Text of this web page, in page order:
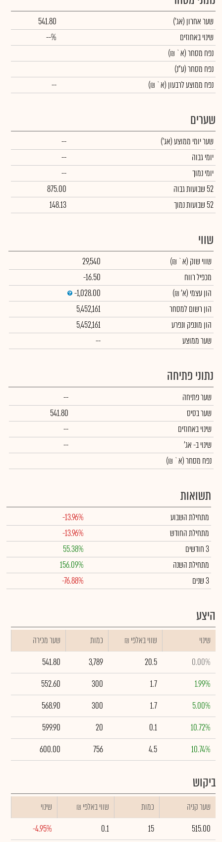
שער אחרון (אג')
541.80
שינוי באחוזים
--%
נפח מסחר(א` ₪)
נפח מסחר(ע"נ)
נפח ממוצע לרבעון (א` ₪)
--
שערים
שער יומי ממוצע(אג')
--
יומי גבוה
--
יומי נמוך
--
52 שבועות גבוה
875.00
52 שבועות נמוך
148.13
שווי
שווי שוק (א` ₪)
29,540
מכפיל רווח
-16.50
הון עצמי (א' ₪)
-1,028.00
הון רשום למסחר
5,452,161
הון מונפק ונפרע
5,452,161
שער ממוצע
--
נתוני פתיחה
שער פתיחה
--
שער בסיס
541.80
שינוי באחוזים
--
שינויב- אג'
--
נפח מסחר(א` ₪)
תשואות
מתחילת השבוע
-13.96%
מתחילת החודש
-13.96%
3 חודשים
55.38%
מתחילת השנה
156.09%
3 שנים
-76.88%
היצע
שינוי ₪ שווי באלפי כמות
שער מכירה
0.00%
20.5
3,789
541.80
1.99%
1.7
300
552.60
5.00%
1.7
300
568.90
10.72%
0.1
20
599.90
10.74%
4.5
756
600.00
ביקוש
שער קניה כמות ₪ שווי באלפי
שינוי
515.00
15
0.1
-4.95%